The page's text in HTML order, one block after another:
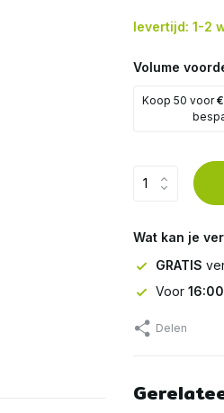
levertijd: 1-2
Volume
Koop 50 voor
Wat kan je
GRATIS
Voor 16:00
Delen